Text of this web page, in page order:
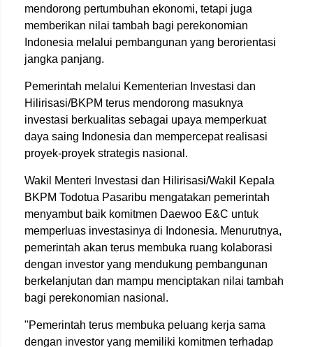
mendorong pertumbuhan ekonomi, tetapi juga
memberikan nilai tambah bagi perekonomian
Indonesia melalui pembangunan yang berorientasi
jangka panjang.
Pemerintah melalui Kementerian Investasi dan
Hilirisasi/BKPM terus mendorong masuknya
investasi berkualitas sebagai upaya memperkuat
daya saing Indonesia dan mempercepat realisasi
proyek-proyek strategis nasional.
Wakil Menteri Investasi dan Hilirisasi/Wakil Kepala
BKPM Todotua Pasaribu mengatakan pemerintah
menyambut baik komitmen Daewoo E&C untuk
memperluas investasinya di Indonesia. Menurutnya,
pemerintah akan terus membuka ruang kolaborasi
dengan investor yang mendukung pembangunan
berkelanjutan dan mampu menciptakan nilai tambah
bagi perekonomian nasional.
"Pemerintah terus membuka peluang kerja sama
dengan investor yang memiliki komitmen terhadap